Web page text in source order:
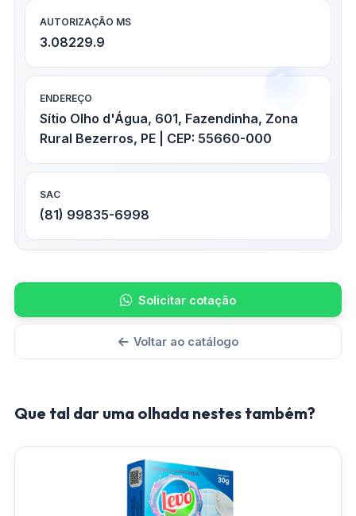
AUTORIZAÇÃO MS
3.08229.9
ENDEREÇO
Sítio Olho d'Água, 601, Fazendinha, Zona
Rural Bezerros, PE | CEP: 55660-000
SAC
(81) 99835-6998
Solicitar cotação
Voltar ao catálogo
Que tal dar uma olhada nestes também?